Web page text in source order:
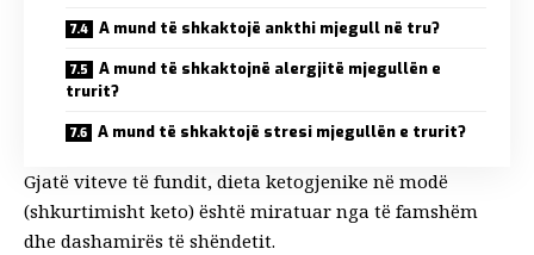
A mund të shkaktojë ankthi mjegull në tru?
A mund të shkaktojnë alergjitë mjegullën e
trurit?
A mund të shkaktojë stresi mjegullën e trurit?
Gjatë viteve të fundit, dieta ketogjenike në modë
(shkurtimisht keto) është miratuar nga të famshëm
dhe dashamirës të shëndetit.